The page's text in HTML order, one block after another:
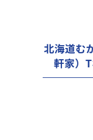
北海道む
軒家）